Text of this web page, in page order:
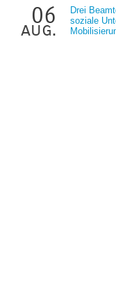
06
aug.
Drei
soziale